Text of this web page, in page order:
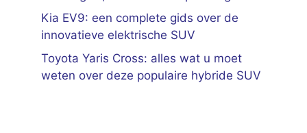
Kia EV9: een complete gids over de
innovatieve elektrische SUV
Toyota Yaris Cross: alles wat u moet
weten over deze populaire hybride SUV